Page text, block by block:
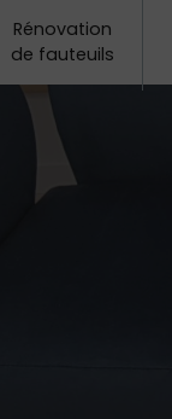
Rénovation
de fauteuils